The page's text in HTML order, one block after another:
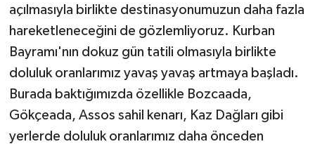
açılmasıyla birlikte destinasyonumuzun daha fazla
hareketleneceğini de gözlemliyoruz. Kurban
Bayramı'nın dokuz gün tatili olmasıyla birlikte
doluluk oranlarımız yavaş yavaş artmaya başladı.
Burada baktığımızda özellikle Bozcaada,
Gökçeada, Assos sahil kenarı, Kaz Dağları gibi
yerlerde doluluk oranlarımız daha önceden